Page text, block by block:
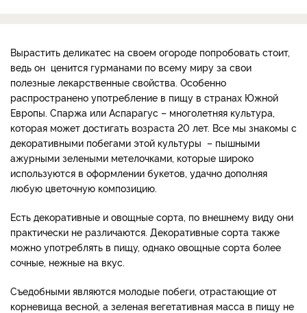
Вырастить деликатес на своем огороде попробовать стоит,
ведь он ценится гурманами по всему миру за свои
полезные лекарственные свойства. Особенно
распространено употребление в пищу в странах Южной
Европы. Спаржа или Аспарагус – многолетняя культура,
которая может достигать возраста 20 лет. Все мы знакомы с
декоративными побегами этой культуры – пышными
ажурными зелеными метелочками, которые широко
используются в оформлении букетов, удачно дополняя
любую цветочную композицию.
Есть декоративные и овощные сорта, по внешнему виду они
практически не различаются. Декоративные сорта также
можно употреблять в пищу, однако овощные сорта более
сочные, нежные на вкус.
Съедобными являются молодые побеги, отрастающие от
корневища весной, а зеленая вегетативная масса в пищу не